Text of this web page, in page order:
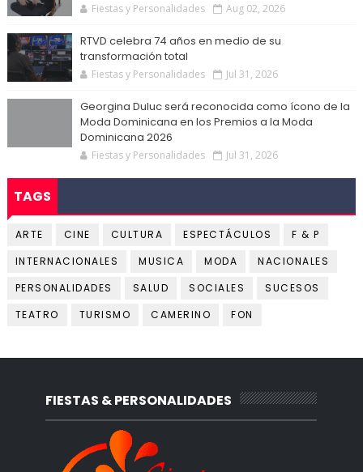
Fiestas y Personalidades Aug 02, 2026
RTVD celebra 74 años en medio de su
transformación total
Fiestas y Personalidades Jul 31, 2026
Georgina Duluc será reconocida como ícono de la
Moda Dominicana en los Premios a la Moda
Dominicana 2026
Fiestas y Personalidades Jul 31, 2026
TAGS
ARTE CINE CULTURA ESPECTÁCULOS
F & P
INTERNACIONALES
MUSICA MODA
NACIONALES
PERSONALIDADES
SALUD SOCIALES
SUCESOS
TEATRO
TURISMO CAMERINO FON
FIESTAS & PERSONALIDADES